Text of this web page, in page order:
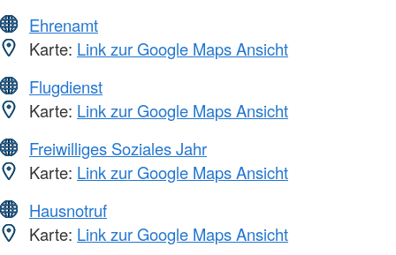
Ehrenamt
Karte: Link zur Google Maps Ansicht
Flugdienst
Karte: Link zur Google Maps Ansicht
Freiwilliges Soziales Jahr
Karte: Link zur Google Maps Ansicht
Hausnotruf
Karte: Link zur Google Maps Ansicht